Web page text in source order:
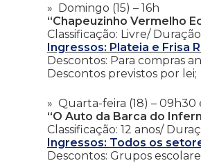
Domingo (15) – 16h
“Chapeuzinho Vermelho
Classificação: Livre/
Ingressos: Plateia e Frisa
Descontos: Para compras
Descontos previstos por lei;
Quarta-feira (18) – 09h30
“O Auto da Barca do
Classificação: 12 anos/
Ingressos: Todos os
Descontos: Grupos